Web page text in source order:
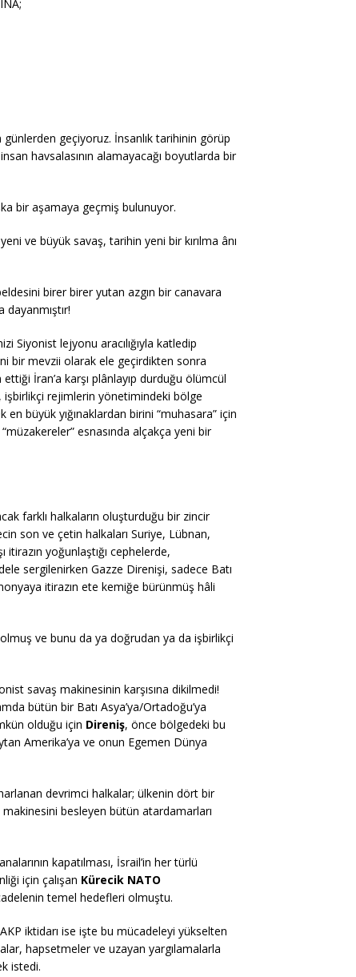
günlerden geçiyoruz. İnsanlık tarihinin görüp
havsalasının alamayacağı boyutlarda bir
bir aşamaya geçmiş bulunuyor.
ve büyük savaş, tarihin yeni bir kırılma ânı
birer birer yutan azgın bir canavara
dayanmıştır!
Siyonist lejyonu aracılığıyla katledip
bir mevzii olarak ele geçirdikten sonra
İran’a karşı plânlayıp durduğu ölümcül
rejimlerin yönetimindeki bölge
büyük yığınaklardan birini “muhasara” için
esnasında alçakça yeni bir
farklı halkaların oluşturduğu bir zincir
son ve çetin halkaları Suriye, Lübnan,
itirazın yoğunlaştığı cephelerde,
sergilenirken Gazze Direnişi, sadece Batı
itirazın ete kemiğe bürünmüş hâli
ve bunu da ya doğrudan ya da işbirlikçi
savaş makinesinin karşısına dikilmedi!
bütün bir Batı Asya’ya/Ortadoğu’ya
olduğu için Direniş, önce bölgedeki bu
Amerika’ya ve onun Egemen Dünya
devrimci halkalar; ülkenin dört bir
besleyen bütün atardamarları
kapatılması, İsrail’in her türlü
için çalışan Kürecik NATO
temel hedefleri olmuştu.
iktidarı ise işte bu mücadeleyi yükselten
hapsetmeler ve uzayan yargılamalarla
istedi.